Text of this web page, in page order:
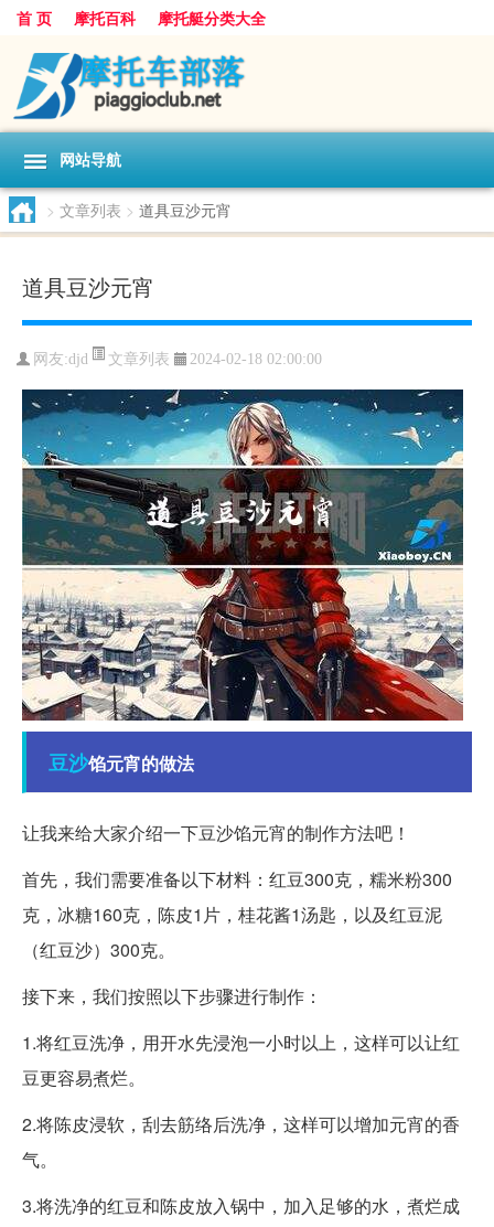
首 页 摩托百科 摩托艇分类大全
网站导航
> 文章列表 > 道具豆沙元宵
道具豆沙元宵
网友:djd 文章列表 2024-02-18 02:00:00
豆沙馅元宵的做法
让我来给大家介绍一下豆沙馅元宵的制作方法吧！
首先，我们需要准备以下材料：红豆300克，糯米粉300
克，冰糖160克，陈皮1片，桂花酱1汤匙，以及红豆泥
（红豆沙）300克。
接下来，我们按照以下步骤进行制作：
1.将红豆洗净，用开水先浸泡一小时以上，这样可以让红
豆更容易煮烂。
2.将陈皮浸软，刮去筋络后洗净，这样可以增加元宵的香
气。
3.将洗净的红豆和陈皮放入锅中，加入足够的水，煮烂成